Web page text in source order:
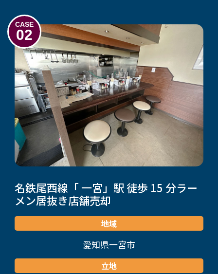
CASE
02
名鉄尾西線「 一宮」駅 徒歩 15 分ラー
メン居抜き店舗売却
地域
愛知県一宮市
立地